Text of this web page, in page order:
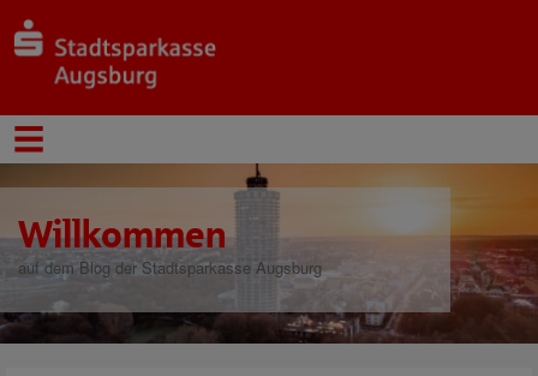
Willkommen
auf dem Blog der Stadtsparkasse Augsburg